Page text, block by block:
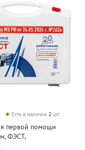
Есть в наличии 2 шт.
первой помощи
ФЭСТ,